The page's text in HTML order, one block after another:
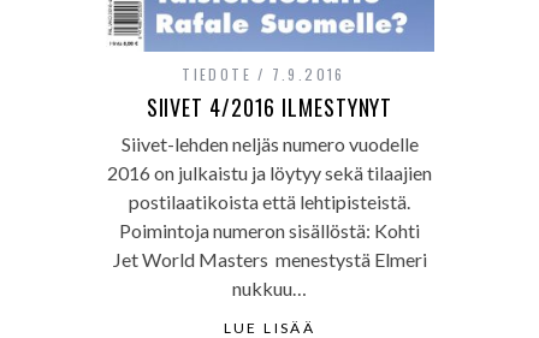
TIEDOTE 7.9.2016
SIIVET 4/2016 ILMESTYNYT
Siivet-lehden neljäs numero vuodelle
2016 on julkaistu ja löytyy sekä tilaajien
postilaatikoista että lehtipisteistä.
Poimintoja numeron sisällöstä: Kohti
Jet World Masters menestystä Elmeri
nukkuu…
LUE LISÄÄ